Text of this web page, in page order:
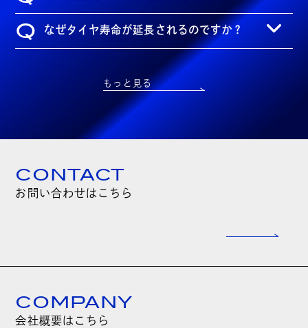
Q なぜタイヤ寿命が延長されるのですか？
もっと見る
CONTACT
お問い合わせはこちら
COMPANY
会社概要はこちら